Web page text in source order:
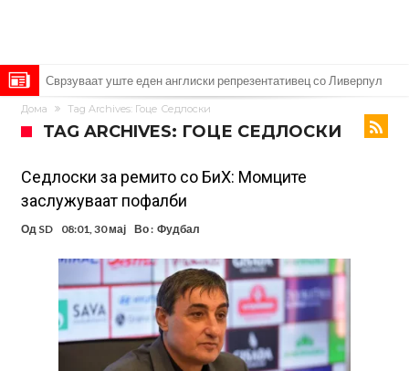
Замена за Влаховиќ: Напаѓачот на Манчестер доаѓа во Јувентус!
УЕФА повторно се заканува со бојкот на турнирите на ФИФА
Мурињо бесен поради одлуката на Реал: Протекоа детали од
разговорот што го потресе Мадрид!
Трансфер бомба во најва – Ливерпул сака да се засили од Реал
Мадрид!
Карагер ги изненади сите со својата прогноза: “Тие ќе ја освојат
Премиер лигата, а причината е едноставна”
Родри ги отвори вратите за трансфер во Барселона, Реал Мадрид
е информиран
Крај на сагата: Винисиус останува во Реал Мадрид до 2032
година
Директор на ФИА за драмата во Формула 1: Не можеме да одиме
толку далеку!
Колку бара ПСЖ и кој е „плафонот“ на Ливерпул за трансферот
ан Бредли Баркола?
Дома Tag Archives: Гоце Седлоски
TAG ARCHIVES: ГОЦЕ СЕДЛОСКИ
Седлоски за ремито со БиХ: Момците
заслужуваат пофалби
Од SD 08:01, 30 мај Во : Фудбал